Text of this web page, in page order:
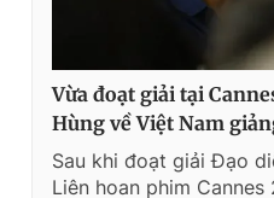
Vừa đoạt giải tại
Hùng về Việt Nam
Sau khi đoạt giải Đạo
Liên hoan phim